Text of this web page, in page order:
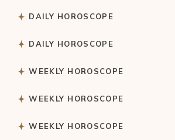
DAILY HOROSCOPE
DAILY HOROSCOPE
WEEKLY HOROSCOPE
WEEKLY HOROSCOPE
WEEKLY HOROSCOPE